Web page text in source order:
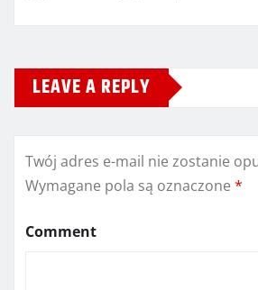
LEAVE A REPLY
Twój adres e-mail nie zostanie
Wymagane pola są oznaczone *
Comment